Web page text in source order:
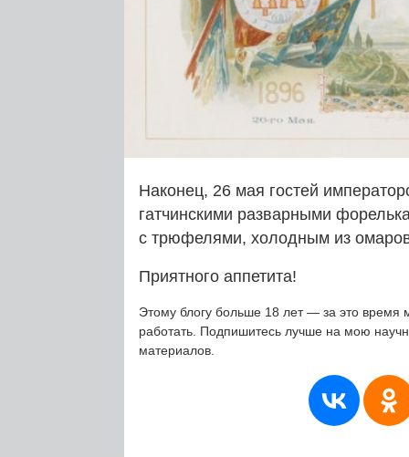
Наконец, 26 мая гостей
гатчинскими разварными
с трюфелями, холодным из
Приятного аппетита!
Этому блогу больше 18 лет — за это время
работать. Подпишитесь лучше на мою
материалов.